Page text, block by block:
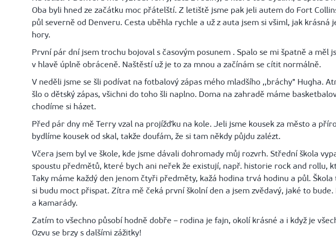
Oba byli hned ze začátku moc přátelští. Z letiště jsme pak jeli autem do Fort
půl severně od Denveru. Cesta uběhla rychle a už z auta jsem si všiml, jak krásná
hory.
První pár dní jsem trochu bojoval s časovým posunem . Spalo se mi špatně a měl
v hlavě úplně obráceně. Naštěstí už je to za mnou a začínám se cítit normálně.
V neděli jsme se šli podívat na fotbalový zápas mého mladšího ,,bráchy" Hugha.
šlo o dětský zápas, všichni do toho šli naplno. Doma na zahradě máme
chodíme si házet.
Před pár dny mě Terry vzal na projížďku na kole. Jeli jsme kousek za město a
bydlíme kousek od skal, takže doufám, že si tam někdy půjdu zalézt.
Včera jsem byl ve škole, kde jsme dávali dohromady můj rozvrh. Střední škola
spoustu předmětů, které bych ani neřek že existují, např. historie rock and rollu,
Taky máme každý den jenom čtyři předměty, kažá hodina trvá hodinu a půl. Škola
si budu moct přispat. Zítra mě čeká první školní den a jsem zvědavý, jaké to
a kamarády.
Zatím to všechno působí hodně dobře – rodina je fajn, okolí krásné a i když je
Ozvu se brzy s dalšími zážitky!